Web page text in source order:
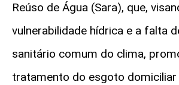
Reúso de Água (Sara), que,
vulnerabilidade hídrica e a falta
sanitário comum do clima,
tratamento do esgoto